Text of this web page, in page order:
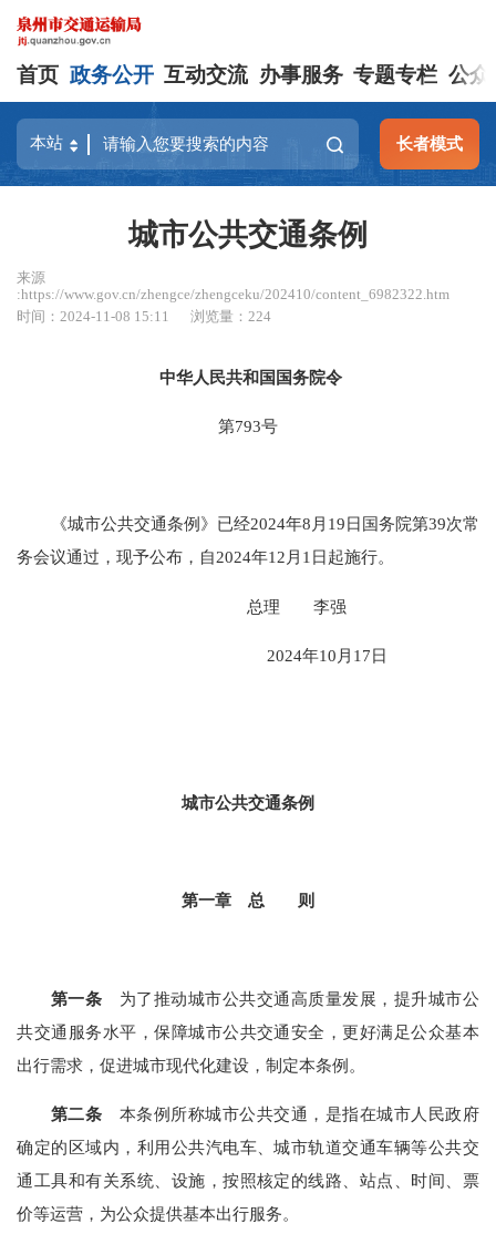
首页 政务公开 互动交流 办事服务 专题专栏 公众
长者模式
城市公共交通条例
来源
:https://www.gov.cn/zhengce/zhengceku/202410/content_6982322.htm
时间：2024-11-08 15:11
浏览量：224
中华人民共和国国务院令
第793号
《城市公共交通条例》已经2024年8月19日国务院第39次常
务会议通过，现予公布，自2024年12月1日起施行。
总理 李强
2024年10月17日
城市公共交通条例
第一章 总 则
第一条 为了推动城市公共交通高质量发展，提升城市公
共交通服务水平，保障城市公共交通安全，更好满足公众基本
出行需求，促进城市现代化建设，制定本条例。
第二条 本条例所称城市公共交通，是指在城市人民政府
确定的区域内，利用公共汽电车、城市轨道交通车辆等公共交
通工具和有关系统、设施，按照核定的线路、站点、时间、票
价等运营，为公众提供基本出行服务。